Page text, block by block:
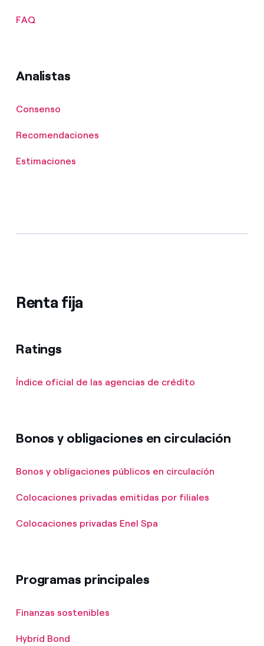
FAQ
Analistas
Consenso
Recomendaciones
Estimaciones
Renta fija
Ratings
Índice oficial de las agencias de crédito
Bonos y obligaciones en circulación
Bonos y obligaciones públicos en circulación
Colocaciones privadas emitidas por filiales
Colocaciones privadas Enel Spa
Programas principales
Finanzas sostenibles
Hybrid Bond